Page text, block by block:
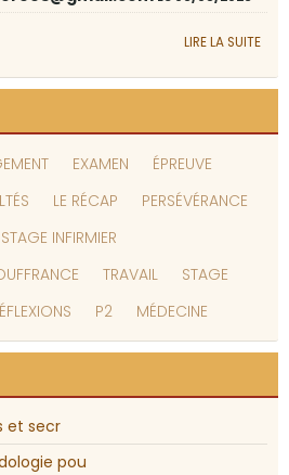
LIRE LA SUITE
EXAMEN
ÉPREUVE
LE RÉCAP
PERSÉVÉRANCE
STAGE INFIRMIER
TRAVAIL
STAGE
P2 MÉDECINE
et secr
pou